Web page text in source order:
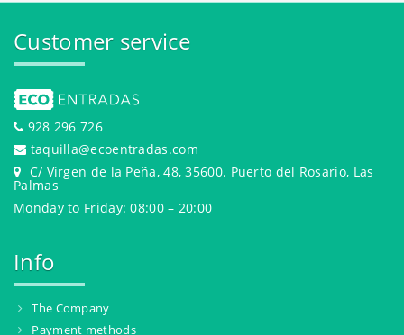
Customer service
928 296 726
taquilla@ecoentradas.com
C/ Virgen de la Peña, 48, 35600. Puerto del Rosario, Las
Palmas
Monday to Friday: 08:00 – 20:00
Info
The Company
Payment methods